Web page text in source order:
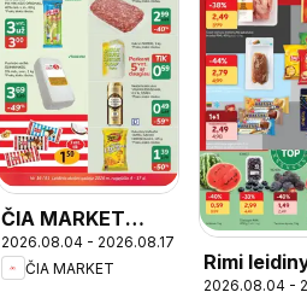
ČIA MARKET
leidinys
2026.08.04 - 2026.08.17
ČIA MARKET
Rimi
2026.08.04 -